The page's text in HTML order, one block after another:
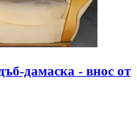
дамаска - внос от